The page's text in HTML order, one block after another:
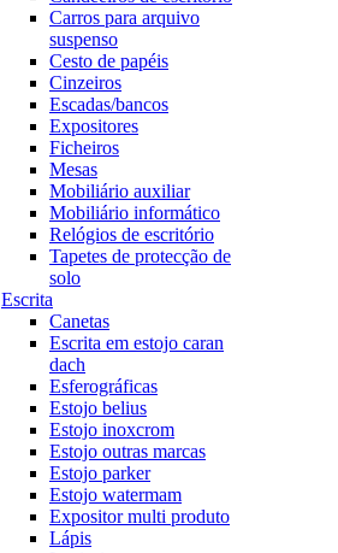
Carros para arquivo
suspenso
Cesto de papéis
Cinzeiros
Escadas/bancos
Expositores
Ficheiros
Mesas
Mobiliário auxiliar
Mobiliário informático
Relógios de escritório
Tapetes de protecção de
solo
Escrita
Canetas
Escrita em estojo caran
dach
Esferográficas
Estojo belius
Estojo inoxcrom
Estojo outras marcas
Estojo parker
Estojo watermam
Expositor multi produto
Lápis